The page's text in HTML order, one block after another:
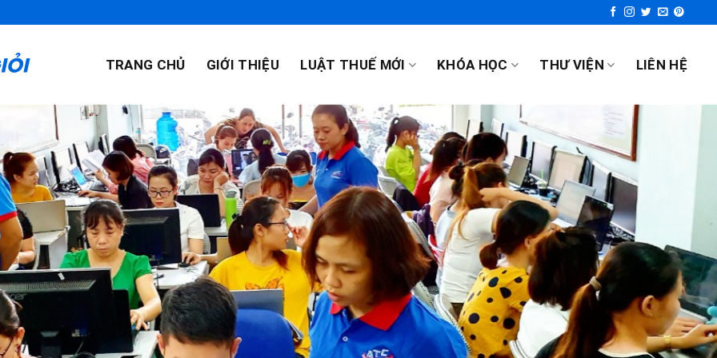
TRANG CHỦ GIỚI THIỆU LUẬT THUẾ MỚI KHÓA HỌC THƯ VIỆN LIÊN HỆ